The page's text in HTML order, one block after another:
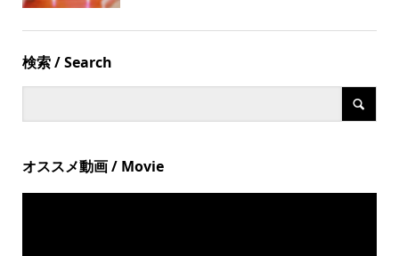
検索 / Search
オススメ動画 / Movie